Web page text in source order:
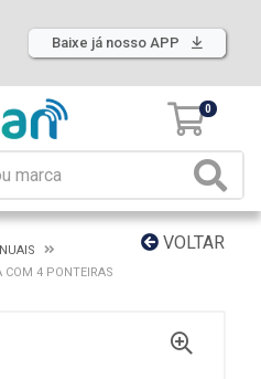
Baixe já nosso APP
0
VOLTAR
COM 4 PONTEIRAS